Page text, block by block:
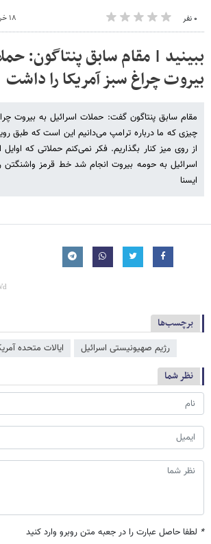
۰ نفر ۱۸ خرداد ۱۴۰۵ - ۱۶:۰۰
ببینید | مقام سابق پنتاگون:
بیروت چراغ سبز آمریکا را داشت
مقام سابق پنتاگون گفت: حملات اسرائیل به بیروت
چیزی که ما درباره ترامپ می‌دانیم این است که طبق
از روی میز کنار بگذاریم. فکر نمی‌کنم حملاتی که
اسرائیل به حومه بیروت انجام شد خط قرمز واشنگتن
ایسنا
برچسب‌ها
رژیم صهیونیستی اسرائیل ایالات متحده
نظر شما
* لطفا حاصل عبارت را در جعبه متن روبرو وارد کنید